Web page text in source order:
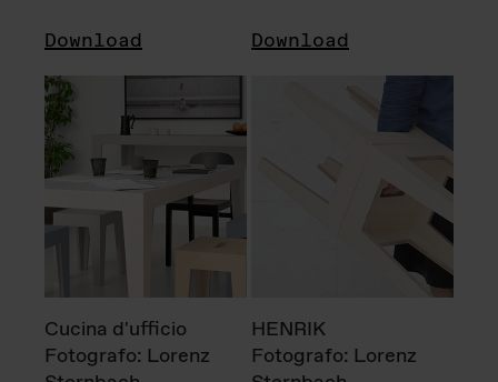
Download Download
Cucina d'ufficio
Fotografo: Lorenz
HENRIK
Fotografo: Lorenz